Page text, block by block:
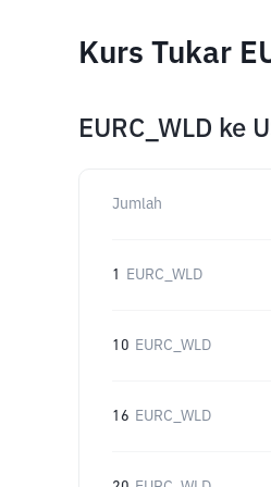
Kurs Tukar
EURC_WLD ke
Jumlah
1 EURC_WLD
10 EURC_WLD
16 EURC_WLD